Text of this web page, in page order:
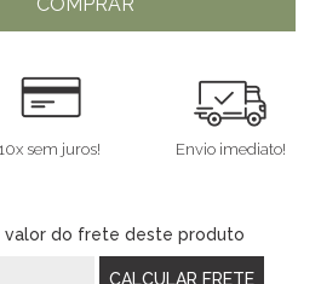
10x sem juros! Envio imediato!
valor do frete deste produto